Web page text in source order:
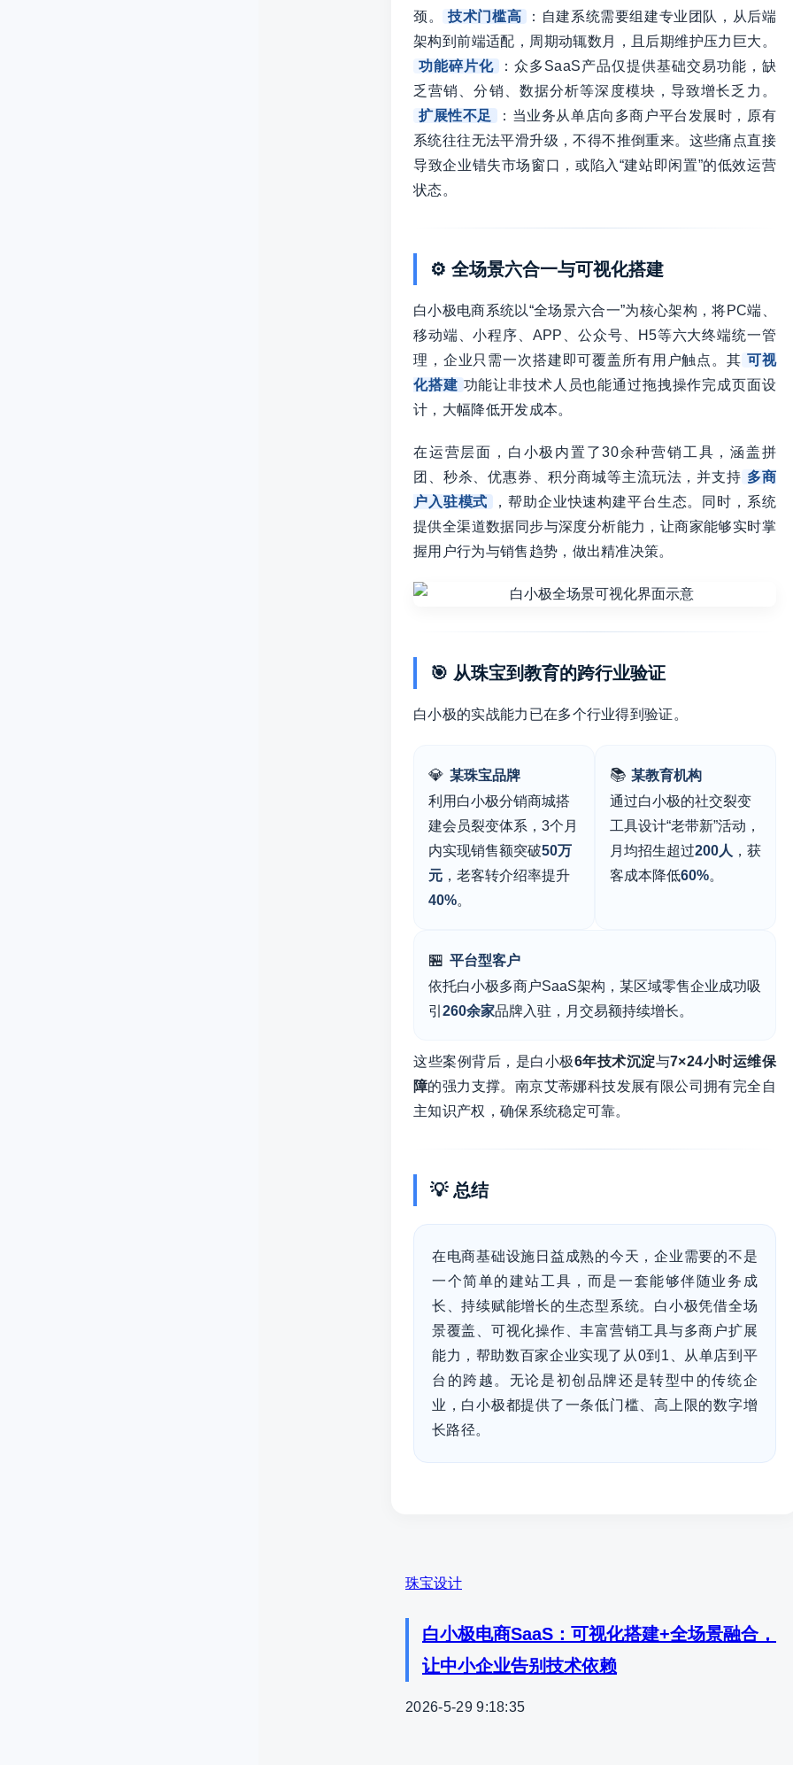
颈。
技术门槛高
：自建系统需要组建专业团队，从后端
架构到前端适配，周期动辄数月，且后期维护压力巨大。
功能碎片化
：众多SaaS产品仅提供基础交易功能，缺
乏营销、分销、数据分析等深度模块，导致增长乏力。
扩展性不足
：当业务从单店向多商户平台发展时，原有
系统往往无法平滑升级，不得不推倒重来。这些痛点直接
导致企业错失市场窗口，或陷入“建站即闲置”的低效运营
状态。
⚙️ 全场景六合一与可视化搭建
白小极电商系统以“全场景六合一”为核心架构，将PC端、
移动端、小程序、APP、公众号、H5等六大终端统一管
理，企业只需一次搭建即可覆盖所有用户触点。其 可视
化搭建 功能让非技术人员也能通过拖拽操作完成页面设
计，大幅降低开发成本。
在运营层面，白小极内置了30余种营销工具，涵盖拼
团、秒杀、优惠券、积分商城等主流玩法，并支持 多商
户入驻模式
，帮助企业快速构建平台生态。同时，系统
提供全渠道数据同步与深度分析能力，让商家能够实时掌
握用户行为与销售趋势，做出精准决策。
🎯 从珠宝到教育的跨行业验证
白小极的实战能力已在多个行业得到验证。
💎 某珠宝品牌
利用白小极分销商城搭
建会员裂变体系，3个月
内实现销售额突破50万
元 ，老客转介绍率提升
40%。
📚 某教育机构
通过白小极的社交裂变
工具设计“老带新”活动，
月均招生超过200人 ，获
客成本降低60%。
🏪 平台型客户
依托白小极多商户SaaS架构，某区域零售企业成功吸
引 260余家品牌入驻，月交易额持续增长。
这些案例背后，是白小极6年技术沉淀与7×24小时运维保
障的强力支撑。南京艾蒂娜科技发展有限公司拥有完全自
主知识产权，确保系统稳定可靠。
💡 总结
在电商基础设施日益成熟的今天，企业需要的不是
一个简单的建站工具，而是一套能够伴随业务成
长、持续赋能增长的生态型系统。白小极凭借全场
景覆盖、可视化操作、丰富营销工具与多商户扩展
能力，帮助数百家企业实现了从0到1、从单店到平
台的跨越。无论是初创品牌还是转型中的传统企
业，白小极都提供了一条低门槛、高上限的数字增
长路径。
珠宝设计
白小极电商SaaS：可视化搭建+全场景融合，
让中小企业告别技术依赖
2026-5-29 9:18:35